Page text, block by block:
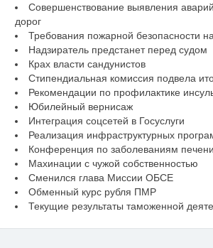
Совершенствование выявления
дорог
Требования пожарной безопасности
Надзиратель предстанет перед судом
Крах власти сандунистов
Стипендиальная комиссия подвела
Рекомендации по профилактике
Юбилейный вернисаж
Интеграция соцсетей в Госуслуги
Реализация инфраструктурных
Конференция по заболеваниям печени
Махинации с чужой собственностью
Сменился глава Миссии ОБСЕ
Обменный курс рубля ПМР
Текущие результаты таможенной